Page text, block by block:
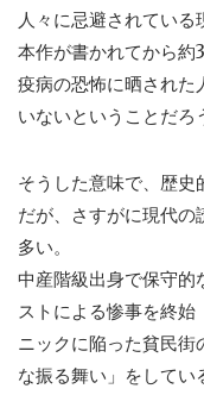
人々に忌避されている
本作が書かれてから約
疫病の恐怖に晒された
いないということだろ
そうした意味で、歴
だが、さすがに現代の
多い。
中産階級出身で保守的
ストによる惨事を終
ニックに陥った貧民
な振る舞い」をしてい